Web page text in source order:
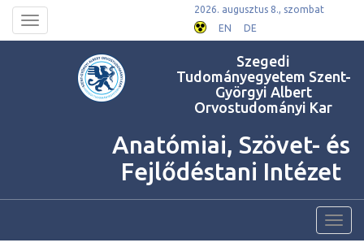
Toggle
navigation
2026. augusztus 8., szombat
EN
DE
Szegedi
Tudományegyetem Szent-
Györgyi Albert
Orvostudományi Kar
Anatómiai, Szövet- és
Fejlődéstani Intézet